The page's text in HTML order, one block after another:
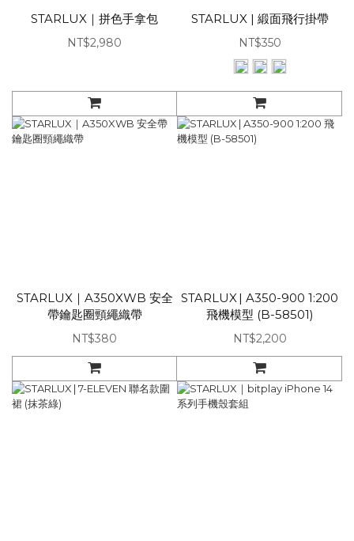
STARLUX｜拼色手拿包
NT$2,980
STARLUX | 緞面飛行掛帶
NT$350
STARLUX｜A350XWB 安全
帶鑰匙圈頸繩織帶
NT$380
STARLUX | A350-900 1:200
飛機模型 (B-58501)
NT$2,200